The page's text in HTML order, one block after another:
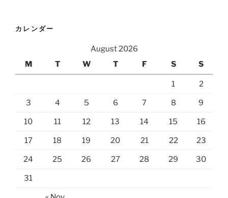
カレンダー
August 2026
M
T W T F S S
1 2
3 4 5 6 7 8 9
10 11 12 13 14 15 16
17 18 19 20 21 22 23
24 25 26 27 28 29 30
31